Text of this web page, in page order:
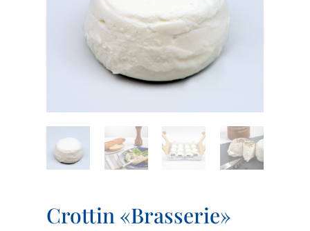
Crottin «Brasserie»